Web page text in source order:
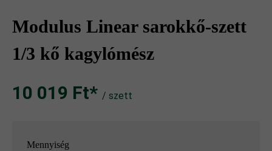
Modulus Linear sarokkő-szett
1/3 kő kagylómész
10 019 Ft‎‎‎* / szett
Mennyiség